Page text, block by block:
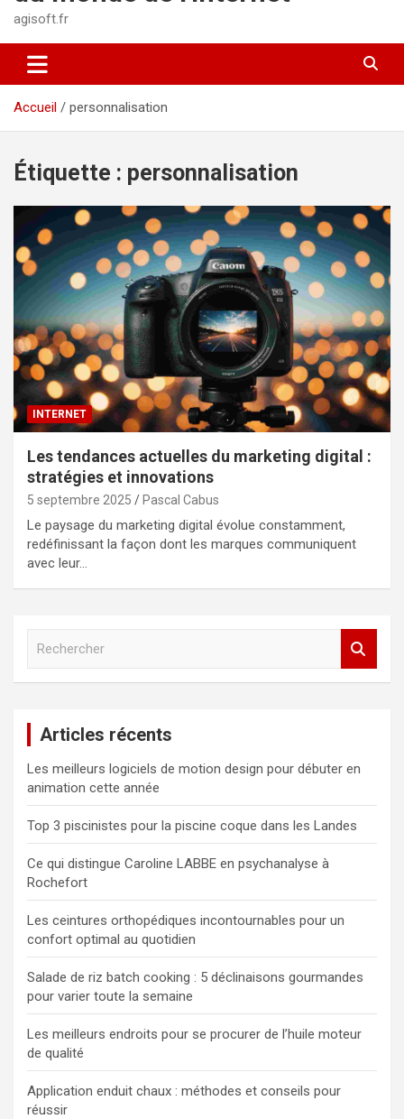
agisoft.fr
Accueil personnalisation
Étiquette : personnalisation
INTERNET
Les tendances actuelles du marketing digital :
stratégies et innovations
5 septembre 2025 Pascal Cabus
Le paysage du marketing digital évolue constamment,
redéfinissant la façon dont les marques communiquent
avec leur…
c
h
e
r
Articles récents
Les meilleurs logiciels de motion design pour débuter en
animation cette année
Top 3 piscinistes pour la piscine coque dans les Landes
Ce qui distingue Caroline LABBE en psychanalyse à
Rochefort
Les ceintures orthopédiques incontournables pour un
confort optimal au quotidien
Salade de riz batch cooking : 5 déclinaisons gourmandes
pour varier toute la semaine
Les meilleurs endroits pour se procurer de l’huile moteur
de qualité
Application enduit chaux : méthodes et conseils pour
réussir